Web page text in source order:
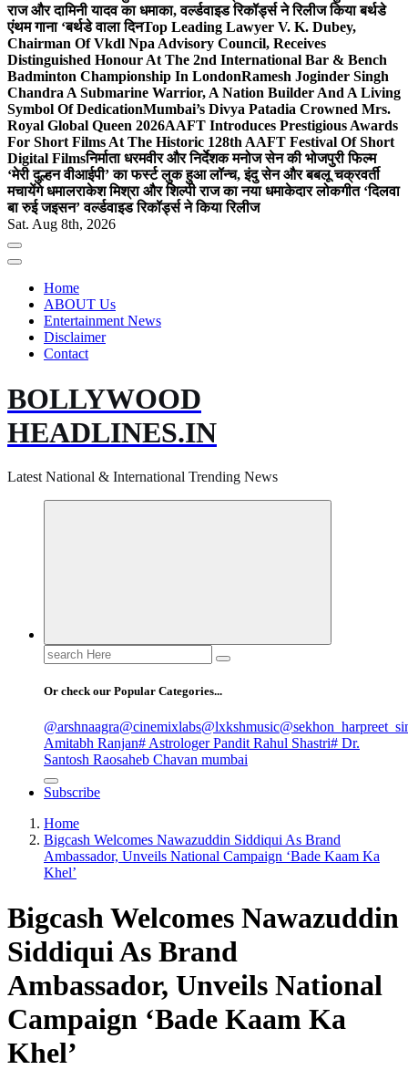
राज और दामिनी यादव का धमाका, वर्ल्डवाइड रिकॉर्ड्स ने रिलीज किया बर्थडे
एंथम गाना ‘बर्थडे वाला दिनTop Leading Lawyer V. K. Dubey,
Chairman Of Vkdl Npa Advisory Council, Receives
Distinguished Honour At The 2nd International Bar & Bench
Badminton Championship In LondonRamesh Joginder Singh
Chandra A Submarine Warrior, A Nation Builder And A Living
Symbol Of DedicationMumbai’s Divya Patadia Crowned Mrs.
Royal Global Queen 2026AAFT Introduces Prestigious Awards
For Short Films At The Historic 128th AAFT Festival Of Short
Digital Filmsनिर्माता धरमवीर और निर्देशक मनोज सेन की भोजपुरी फिल्म
‘मेरी दुल्हन वीआईपी’ का फर्स्ट लुक हुआ लॉन्च, इंदु सेन और बबलू चक्रवर्ती
मचायेंगे धमालराकेश मिश्रा और शिल्पी राज का नया धमाकेदार लोकगीत ‘दिलवा
बा रुई जइसन’ वर्ल्डवाइड रिकॉर्ड्स ने किया रिलीज
Sat. Aug 8th, 2026
Home
ABOUT Us
Entertainment News
Disclaimer
Contact
BOLLYWOOD
HEADLINES.IN
Latest National & International Trending News
Search
for:
Or check our Popular Categories...
@arshnaagra@cinemixlabs@lxkshmusic
Amitabh Ranjan# Astrologer Pandit Rahul Shastri# Dr.
Santosh Raosaheb Chavan mumbai
Subscribe
Home
Bigcash Welcomes Nawazuddin Siddiqui As Brand
Ambassador, Unveils National Campaign ‘Bade Kaam Ka
Khel’
Bigcash Welcomes Nawazuddin
Siddiqui As Brand
Ambassador, Unveils National
Campaign ‘Bade Kaam Ka
Khel’